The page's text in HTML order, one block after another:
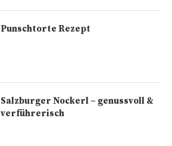
Punschtorte Rezept
Salzburger Nockerl – genussvoll &
verführerisch